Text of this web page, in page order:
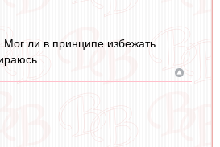
Мог ли в принципе избежать